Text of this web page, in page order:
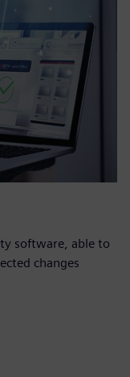
software, able to
changes